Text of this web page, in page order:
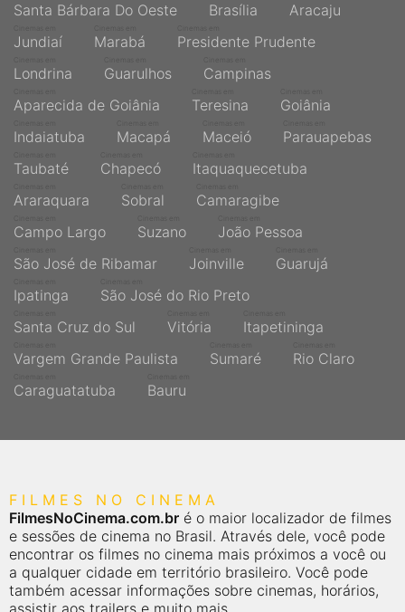
Santa Bárbara Do Oeste Brasília Aracaju
Jundiaí Marabá Presidente Prudente
Londrina Guarulhos Campinas
Aparecida de Goiânia Teresina Goiânia
Indaiatuba Macapá Maceió Parauapebas
Taubaté Chapecó Itaquaquecetuba
Araraquara Sobral Camaragibe
Campo Largo Suzano João Pessoa
São José de Ribamar Joinville Guarujá
Ipatinga São José do Rio Preto
Santa Cruz do Sul Vitória Itapetininga
Vargem Grande Paulista Sumaré Rio Claro
Caraguatatuba Bauru
FILMES NO CINEMA
FilmesNoCinema.com.br é o maior localizador de filmes
e sessões de cinema no Brasil. Através dele, você pode
encontrar os filmes no cinema mais próximos a você ou
a qualquer cidade em território brasileiro. Você pode
também acessar informações sobre cinemas, horários,
assistir aos trailers e muito mais.